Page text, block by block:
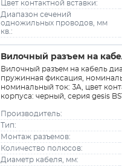
Цвет контактной вставки:
Диапазон сечений
одножильных проводов, мм
кв.:
Вилочный разъем на
Вилочный разъем на кабель
пружинная фиксация,
номинальный ток: 3A, цвет
корпуса: черный, серия gesis
Производитель:
Тип:
Монтаж разъемов:
Количество полюсов:
Диаметр кабеля, мм: